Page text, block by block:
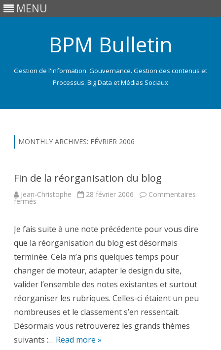
MENU
BPM Bulletin
Gestion de l'Information. Gouvernance. Gestion des contenus et
Processus. Big Data et Médias Sociaux
MONTHLY ARCHIVES: FÉVRIER 2006
Fin de la réorganisation du blog
Jean-Christophe 28 février 2006 Commentaires
fermés
réorganisation
du
blog
Je fais suite à une note précédente pour vous dire
que la réorganisation du blog est désormais
terminée. Cela m’a pris quelques temps pour
changer de moteur, adapter le design du site,
valider l’ensemble des notes existantes et surtout
réorganiser les rubriques. Celles-ci étaient un peu
nombreuses et le classement s’en ressentait.
Désormais vous retrouverez les grands thèmes
suivants :… Read more »